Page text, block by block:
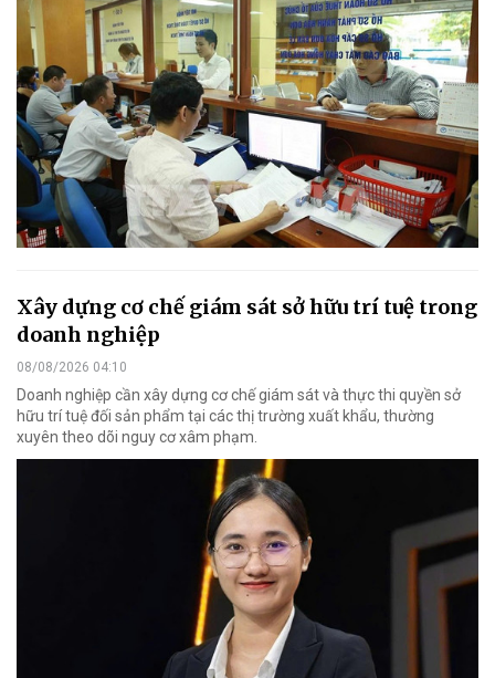
Xây dựng cơ chế giám sát sở hữu trí tuệ trong
doanh nghiệp
08/08/2026 04:10
Doanh nghiệp cần xây dựng cơ chế giám sát và thực thi quyền sở
hữu trí tuệ đối sản phẩm tại các thị trường xuất khẩu, thường
xuyên theo dõi nguy cơ xâm phạm.